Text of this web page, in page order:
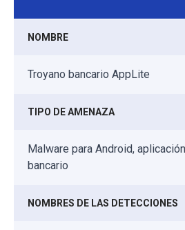
NOMBRE
Troyano bancario AppLite
TIPO DE AMENAZA
Malware para Android,
bancario
NOMBRES DE LAS DETECCIONES